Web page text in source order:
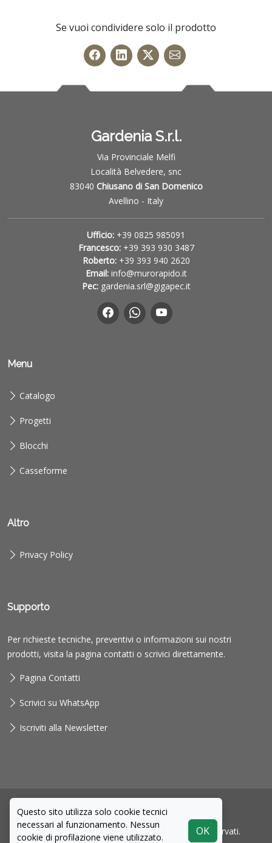
Se vuoi condividere solo il prodotto
Gardenia S.r.l.
Via Provinciale Melfi
Località Belvedere, snc
83040 Chiusano di San Domenico
Avellino - Italy
Ufficio: +39 0825 985091
Francesco: +39 393 930 3487
Roberto: +39 393 940 2620
Email: info@murorapido.it
Pec: gardenia.srl@gigapec.it
Menu
Catalogo
Progetti
Blocchi
Casseforme
Altro
Privacy Policy
Supporto
Per richieste tecniche, preventivi o informazioni sui nostri
prodotti, visita la pagina contatti o scrivici direttamente.
Pagina Contatti
Scrivici su WhatsApp
Iscriviti alla Newsletter
© CopyrightGardenia S.r.l. . Tutti i diritti sono riservati.
Questo sito utilizza solo cookie tecnici
necessari al funzionamento. Nessun
cookie di profilazione viene utilizzato.
OK